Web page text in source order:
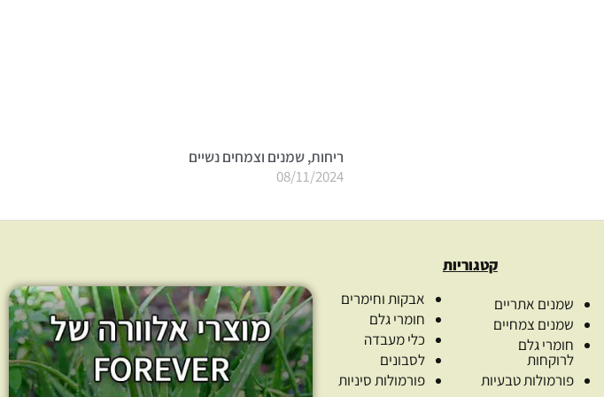
ריחות, שמנים וצמחים נשיים
08/11/2024
קטגוריות
שמנים אתריים
שמנים צמחיים
חומרי גלם
לרוקחות
פורמולות טבעיות
אבקות וחימרים
חומרי גלם
כלי מעבדה
לסבונים
פורמולות סיניות